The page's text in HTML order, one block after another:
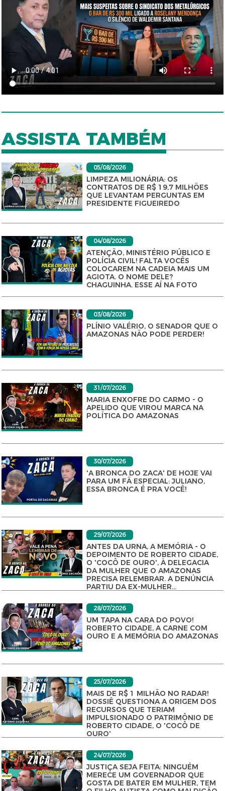
ASSISTA TAMBÉM
05/08/2026
LIMPEZA MILIONÁRIA: OS
CONTRATOS DE R$ 19,7 MILHÕES
QUE LEVANTAM PERGUNTAS EM
PRESIDENTE FIGUEIREDO
04/08/2026
ATENÇÃO, MINISTÉRIO PÚBLICO E
POLÍCIA CIVIL! FALTA VOCÊS
COLOCAREM NA CADEIA MAIS UM
AGIOTA. O NOME DELE?
CHAGUINHA. ESSE AÍ NA FOTO
03/08/2026
PLÍNIO VALÉRIO, O SENADOR QUE O
AMAZONAS NÃO PODE PERDER!
31/07/2026
MARIA ENXOFRE DO CARMO - O
APELIDO QUE VIROU MARCA NA
POLÍTICA DO AMAZONAS
30/07/2026
'A BRONCA DO ZACA' DE HOJE VAI
PARA UM FÃ ESPECIAL: JULIANO,
ESSA BRONCA É PRA VOCÊ!
29/07/2026
ANTES DA URNA, A MEMÓRIA - O
DEPOIMENTO DE ROBERTO CIDADE,
O 'COCÔ DE OURO', À DELEGACIA
DA MULHER QUE O AMAZONAS
PRECISA RELEMBRAR. A DENÚNCIA
PARTIU DA EX-MULHER...
28/07/2026
UM TAPA NA CARA DO POVO!
ROBERTO CIDADE, A CARNE COM
OURO E A MEMÓRIA DO AMAZONAS
25/07/2026
MAIS DE R$ 1 MILHÃO NO RADAR!
DOSSIÊ QUESTIONA A ORIGEM DOS
RECURSOS QUE TERIAM
IMPULSIONADO O PATRIMÔNIO DE
ROBERTO CIDADE, O 'COCÔ DE
OURO'
24/07/2026
JUSTIÇA SEJA FEITA: NINGUÉM
MERECE UM GOVERNADOR QUE
GOSTA DE BATER EM MULHER, TEM